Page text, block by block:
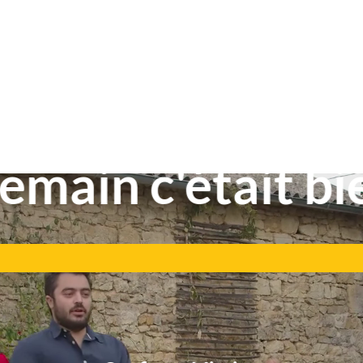
c'était